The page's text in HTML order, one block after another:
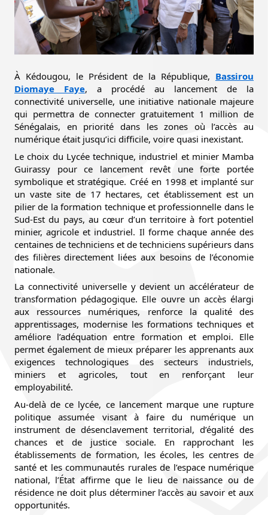
À Kédougou, le Président de la République, Bassirou
Diomaye Faye, a procédé au lancement de la
connectivité universelle, une initiative nationale majeure
qui permettra de connecter gratuitement 1 million de
Sénégalais, en priorité dans les zones où l’accès au
numérique était jusqu’ici difficile, voire quasi inexistant.
Le choix du Lycée technique, industriel et minier Mamba
Guirassy pour ce lancement revêt une forte portée
symbolique et stratégique. Créé en 1998 et implanté sur
un vaste site de 17 hectares, cet établissement est un
pilier de la formation technique et professionnelle dans le
Sud-Est du pays, au cœur d’un territoire à fort potentiel
minier, agricole et industriel. Il forme chaque année des
centaines de techniciens et de techniciens supérieurs dans
des filières directement liées aux besoins de l’économie
nationale.
La connectivité universelle y devient un accélérateur de
transformation pédagogique. Elle ouvre un accès élargi
aux ressources numériques, renforce la qualité des
apprentissages, modernise les formations techniques et
améliore l’adéquation entre formation et emploi. Elle
permet également de mieux préparer les apprenants aux
exigences technologiques des secteurs industriels,
miniers et agricoles, tout en renforçant leur
employabilité.
Au-delà de ce lycée, ce lancement marque une rupture
politique assumée visant à faire du numérique un
instrument de désenclavement territorial, d’égalité des
chances et de justice sociale. En rapprochant les
établissements de formation, les écoles, les centres de
santé et les communautés rurales de l’espace numérique
national, l’État affirme que le lieu de naissance ou de
résidence ne doit plus déterminer l’accès au savoir et aux
opportunités.